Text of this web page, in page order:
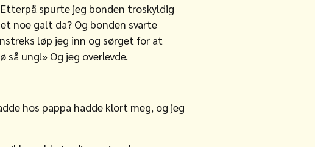
spurte jeg bonden troskyldig
noe galt da? Og bonden svarte
løp jeg inn og sørget for at
ung!» Og jeg overlevde.
hos pappa hadde klort meg, og jeg